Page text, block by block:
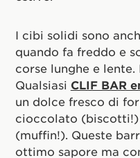
I cibi solidi sono
quando fa freddo e
corse lunghe e
Qualsiasi CLIF BAR
un dolce fresco di
cioccolato
(muffin!). Queste
ottimo sapore ma